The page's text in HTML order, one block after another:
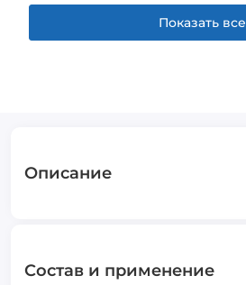
Показать все
Описание
Состав и применение